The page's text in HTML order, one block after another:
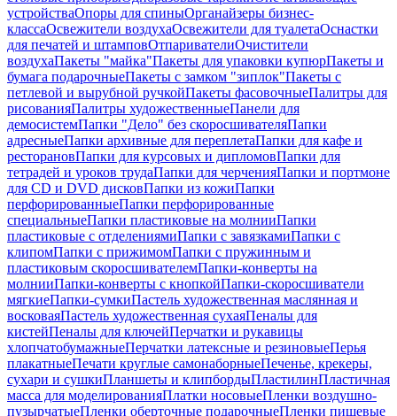
устройстваОпоры для спиныОрганайзеры бизнес-
классаОсвежители воздухаОсвежители для туалетаОснастки
для печатей и штамповОтпаривателиОчистители
воздухаПакеты "майка"Пакеты для упаковки купюрПакеты и
бумага подарочныеПакеты с замком "зиплок"Пакеты с
петлевой и вырубной ручкойПакеты фасовочныеПалитры для
рисованияПалитры художественныеПанели для
демосистемПапки "Дело" без скоросшивателяПапки
адресныеПапки архивные для переплетаПапки для кафе и
ресторановПапки для курсовых и дипломовПапки для
тетрадей и уроков трудаПапки для черченияПапки и портмоне
для CD и DVD дисковПапки из кожиПапки
перфорированныеПапки перфорированные
специальныеПапки пластиковые на молнииПапки
пластиковые с отделениямиПапки с завязкамиПапки с
клипомПапки с прижимомПапки с пружинным и
пластиковым скоросшивателемПапки-конверты на
молнииПапки-конверты с кнопкойПапки-скоросшиватели
мягкиеПапки-сумкиПастель художественная маслянная и
восковаяПастель художественная сухаяПеналы для
кистейПеналы для ключейПерчатки и рукавицы
хлопчатобумажныеПерчатки латексные и резиновыеПерья
плакатныеПечати круглые самонаборныеПеченье, крекеры,
сухари и сушкиПланшеты и клипбордыПластилинПластичная
масса для моделированияПлатки носовыеПленки воздушно-
пузырчатыеПленки оберточные подарочныеПленки пищевые